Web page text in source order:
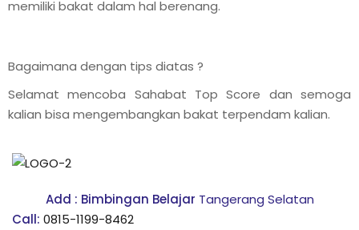
Membuat Anak
dan Efisien
dari Pergaulan
memiliki bakat dalam hal berenang.
Bagaimana dengan tips diatas ?
Selamat mencoba Sahabat Top Score dan semoga
kalian bisa mengembangkan bakat terpendam kalian.
Add : Bimbingan Belajar Tangerang Selatan
Call: 0815-1199-8462